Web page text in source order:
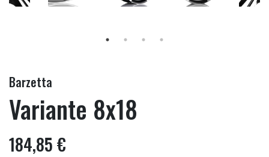
Barzetta
Variante 8x18
184,85 €